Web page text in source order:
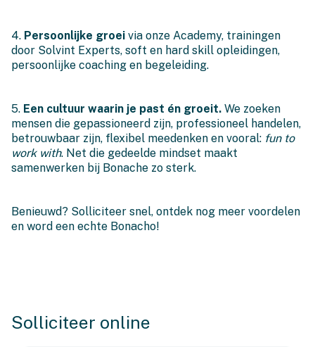
4. Persoonlijke groei via onze Academy, trainingen
door Solvint Experts, soft en hard skill opleidingen,
persoonlijke coaching en begeleiding.
5. Een cultuur waarin je past én groeit. We zoeken
mensen die gepassioneerd zijn, professioneel handelen,
betrouwbaar zijn, flexibel meedenken en vooral: fun to
work with. Net die gedeelde mindset maakt
samenwerken bij Bonache zo sterk.
Benieuwd? Solliciteer snel, ontdek nog meer voordelen
en word een echte Bonacho!
Solliciteer online